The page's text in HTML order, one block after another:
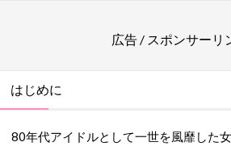
広告 / スポンサーリ
はじめに
80年代アイドルとして一世を風靡した